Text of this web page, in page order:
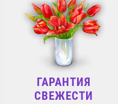
ГАРАНТИЯ
СВЕЖЕСТИ